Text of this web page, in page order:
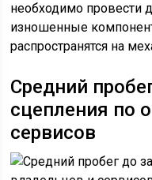
необходимо провести
изношенные
распространятся на
Средний
сцепления по
сервисов